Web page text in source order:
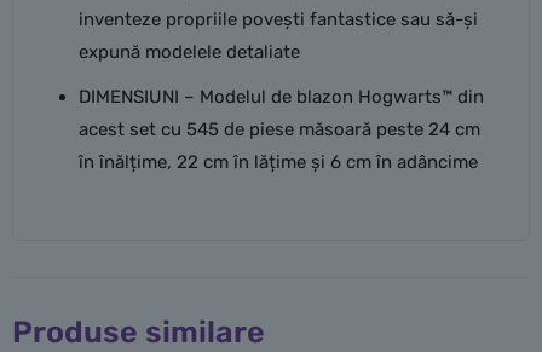
inventeze propriile povești fantastice sau să-și
expună modelele detaliate
DIMENSIUNI – Modelul de blazon Hogwarts™ din
acest set cu 545 de piese măsoară peste 24 cm
în înălțime, 22 cm în lățime și 6 cm în adâncime
Produse similare